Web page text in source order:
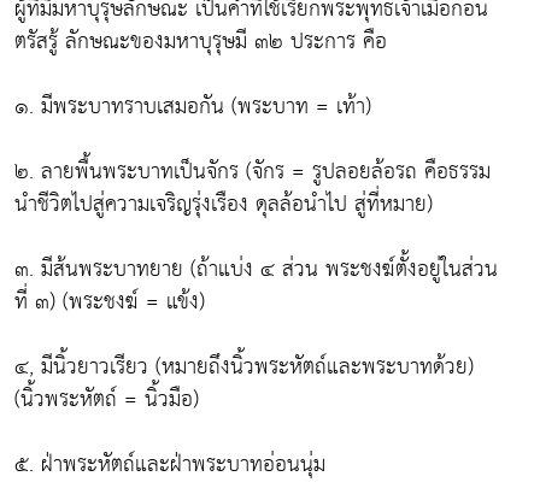
ผู้ที่มีมหาบุรุษลักษณะ เป็นคำที่ใช้เรียกพระพุทธเจ้าเมื่อก่อน
ตรัสรู้ ลักษณะของมหาบุรุษมี ๓๒ ประการ คือ
๑. มีพระบาทราบเสมอกัน (พระบาท = เท้า)
๒. ลายพื้นพระบาทเป็นจักร (จักร = รูปลอยล้อรถ คือธรรม
นำชีวิตไปสู่ความเจริญรุ่งเรือง ดุลล้อนำไป สู่ที่หมาย)
๓. มีส้นพระบาทยาย (ถ้าแบ่ง ๔ ส่วน พระชงฆ์ตั้งอยู่ในส่วน
ที่ ๓) (พระชงฆ์ = แข้ง)
๔, มีนิ้วยาวเรียว (หมายถึงนิ้วพระหัตถ์และพระบาทด้วย)
(นิ้วพระหัตถ์ = นิ้วมือ)
๕. ฝ่าพระหัตถ์และฝ่าพระบาทอ่อนนุ่ม